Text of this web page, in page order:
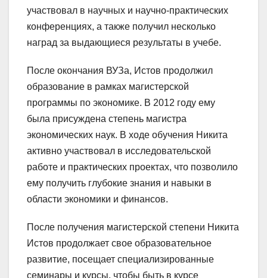
участвовал в научных и научно-практических
конференциях, а также получил несколько
наград за выдающиеся результаты в учебе.
После окончания ВУЗа, Истов продолжил
образование в рамках магистерской
программы по экономике. В 2012 году ему
была присуждена степень магистра
экономических наук. В ходе обучения Никита
активно участвовал в исследовательской
работе и практических проектах, что позволило
ему получить глубокие знания и навыки в
области экономики и финансов.
После получения магистерской степени Никита
Истов продолжает свое образовательное
развитие, посещает специализированные
семинары и курсы, чтобы быть в курсе